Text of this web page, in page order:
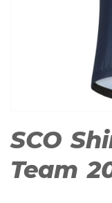
SCO
Team